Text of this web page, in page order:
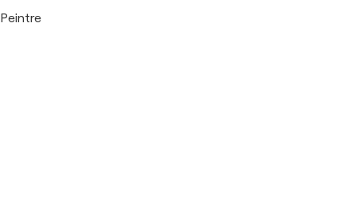
Peintre